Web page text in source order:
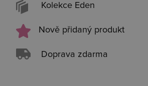
Kolekce Eden
Nově přidaný produkt
Doprava zdarma